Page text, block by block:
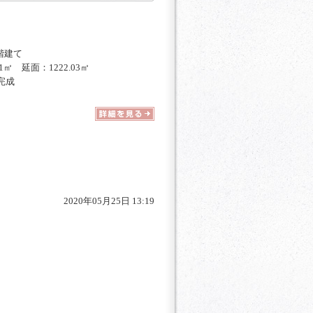
て
㎡ 延面：1222.03㎡
成
2020年05月25日 13:19